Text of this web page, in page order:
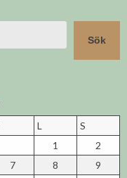
Sök
L
S
1
2
7 8
9